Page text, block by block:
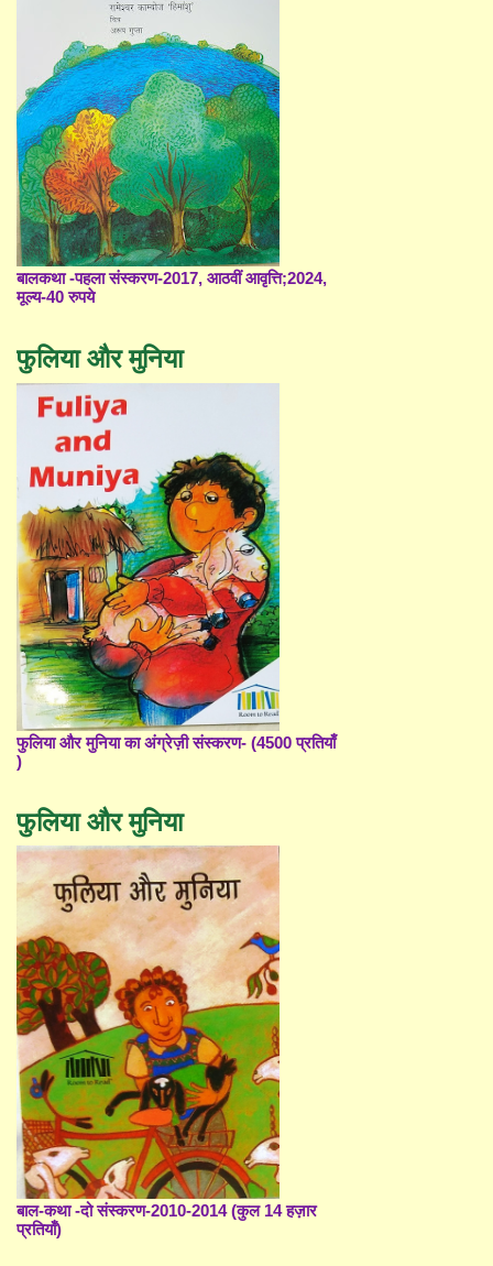
बालकथा -पहला संस्करण-2017, आठवीं आवृत्ति;2024,
मूल्य-40 रुपये
फुलिया और मुनिया
फुलिया और मुनिया का अंग्रेज़ी संस्करण- (4500 प्रतियाँ
)
फुलिया और मुनिया
बाल-कथा -दो संस्करण-2010-2014 (कुल 14 हज़ार
प्रतियाँ)